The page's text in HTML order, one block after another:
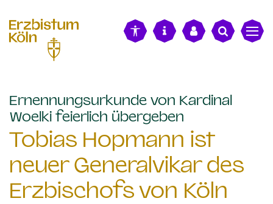
Ernennungsurkunde von Kardinal
Woelki feierlich übergeben
Tobias Hopmann ist
neuer Generalvikar des
Erzbischofs von Köln